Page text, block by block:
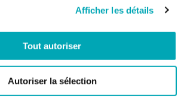
Afficher les détails
Tout autoriser
Autoriser la sélection